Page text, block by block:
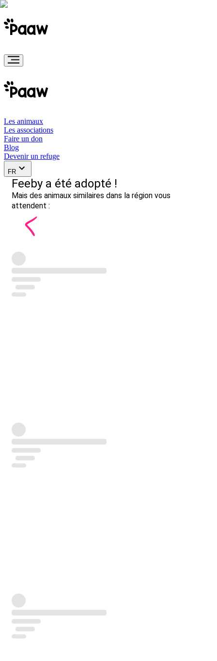
Les animaux
Les associations
Faire un don
Blog
Devenir un refuge
FR
Feeby a été adopté !
Mais des animaux similaires dans la région vous
attendent :